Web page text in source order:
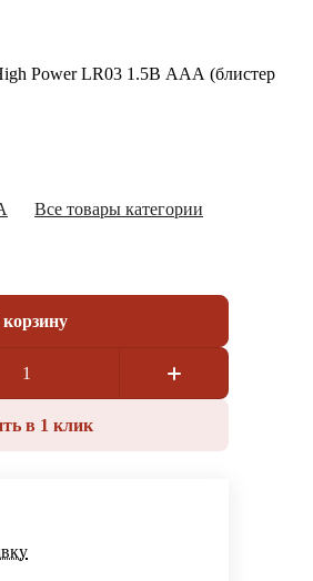
Power LR03 1.5В ААА (блистер
Все товары категории
в 1 клик